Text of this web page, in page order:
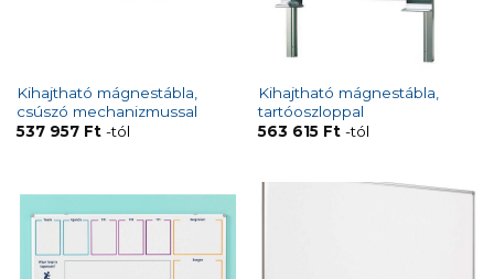
Kihajtható mágnestábla,
csúszó mechanizmussal
537 957 Ft-tól
Kihajtható mágnestábla,
tartóoszloppal
563 615 Ft-tól